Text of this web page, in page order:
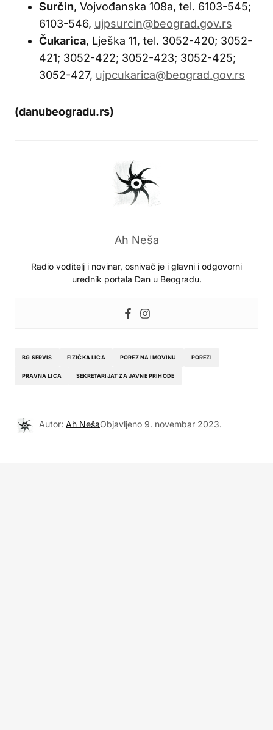
Surčin, Vojvođanska 108a, tel. 6103-545;
6103-546, ujpsurcin@beograd.gov.rs
Čukarica, Lješka 11, tel. 3052-420; 3052-
421; 3052-422; 3052-423; 3052-425;
3052-427, ujpcukarica@beograd.gov.rs
(danubeogradu.rs)
Ah Neša
Radio voditelj i novinar, osnivač je i glavni i odgovorni
urednik portala Dan u Beogradu.
BG SERVIS FIZIČKA LICA POREZ NA IMOVINU POREZI
PRAVNA LICA SEKRETARIJAT ZA JAVNE PRIHODE
Autor: Ah NešaObjavljeno 9. novembar 2023.